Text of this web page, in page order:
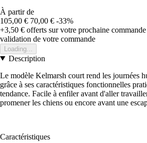
À partir de
105,00 € 70,00 € -33%
+3,50 € offerts sur votre prochaine commande
validation de votre commande
Loading...
Description
Le modèle Kelmarsh court rend les journées
grâce à ses caractéristiques fonctionnelles
tendance. Facile à enfiler avant d'aller
promener les chiens ou encore avant une
Caractéristiques